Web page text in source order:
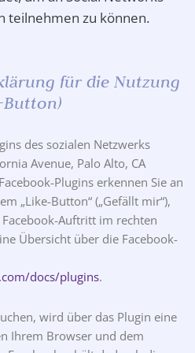
teilnehmen zu können.
für die Nutzung
Button)
des sozialen Netzwerks
Avenue, Palo Alto, CA
Plugins erkennen Sie an
„Like-Button“ („Gefällt mir“),
Auftritt im rechten
Übersicht über die Facebook-
docs/plugins.
wird über das Plugin eine
Ihrem Browser und dem